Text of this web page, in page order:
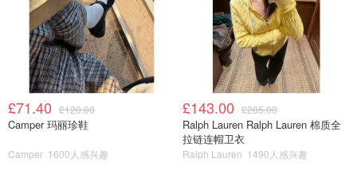
£71.40 £120.00
Camper 玛丽珍鞋
Camper 1600人感兴趣
£143.00 £285.00
Ralph Lauren Ralph Lauren 棉质全
拉链连帽卫衣
Ralph Lauren 1490人感兴趣